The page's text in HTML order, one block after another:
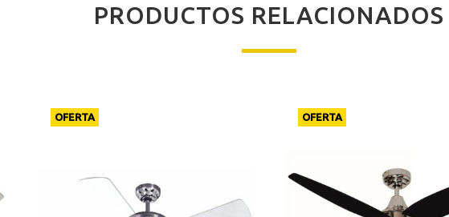
PRODUCTOS RELACIONADOS
OFERTA OFERTA